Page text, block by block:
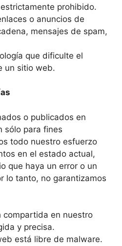
prohibido.
o anuncios de
mensajes de spam,
que dificulte el
un sitio web.
o publicados en
sólo para fines
todo nuestro esfuerzo
en el estado actual,
que haya un error o un
lo tanto, no garantizamos
compartida en nuestro
y precisa.
está libre de malware.